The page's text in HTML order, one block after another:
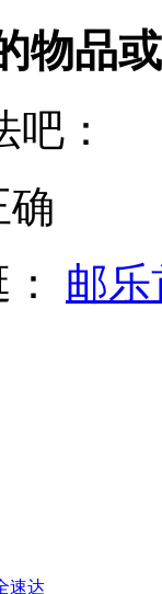
物品
：
确
邮
速达